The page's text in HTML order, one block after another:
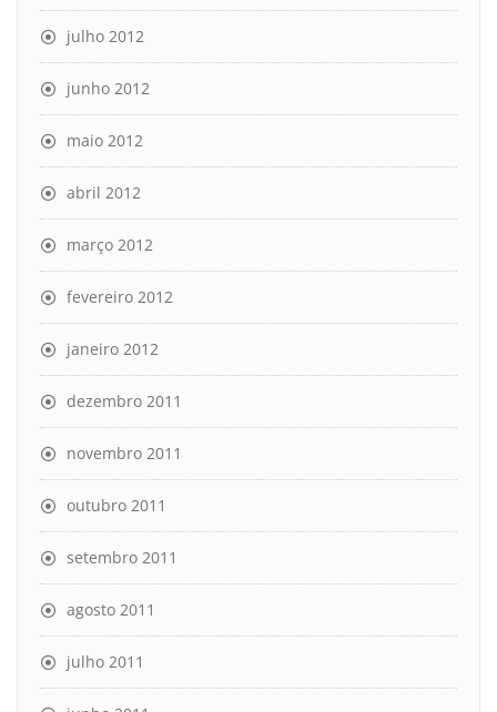
julho 2012
junho 2012
maio 2012
abril 2012
março 2012
fevereiro 2012
janeiro 2012
dezembro 2011
novembro 2011
outubro 2011
setembro 2011
agosto 2011
julho 2011